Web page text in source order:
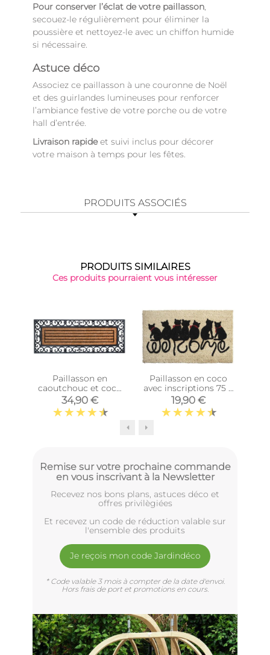
Pour conserver l’éclat de votre paillasson,
secouez-le régulièrement pour éliminer la
poussière et nettoyez-le avec un chiffon humide
si nécessaire.
Astuce déco
Associez ce paillasson à une couronne de Noël
et des guirlandes lumineuses pour renforcer
l’ambiance festive de votre porche ou de votre
hall d’entrée.
Livraison rapideet suivi inclus pour décorer
votre maison à temps pour les fêtes.
PRODUITS ASSOCIÉS
PRODUITS SIMILAIRES
Ces produits pourraient vous intéresser
Paillasson en
caoutchouc et coco
(120 x 45 cm)
34,90 €
Paillasson en coco
avec inscriptions 75 x
45 cm (Chats
welcome)
19,90 €
Remise sur votre prochaine commande
en vous inscrivant à la Newsletter
Recevez nos bons plans, astuces déco et
offres privilègiées
Et recevez un code de réduction valable sur
l'ensemble des produits
Je reçois mon code Jardindéco
* Code valable 3 mois à compter de la date d'envoi.
Hors frais de port et promotions en cours.